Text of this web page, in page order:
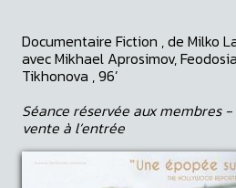
Documentaire Fiction , de Milko
avec Mikhael Aprosimov,
Tikhonova , 96’
Séance réservée aux membres
vente à l’entrée